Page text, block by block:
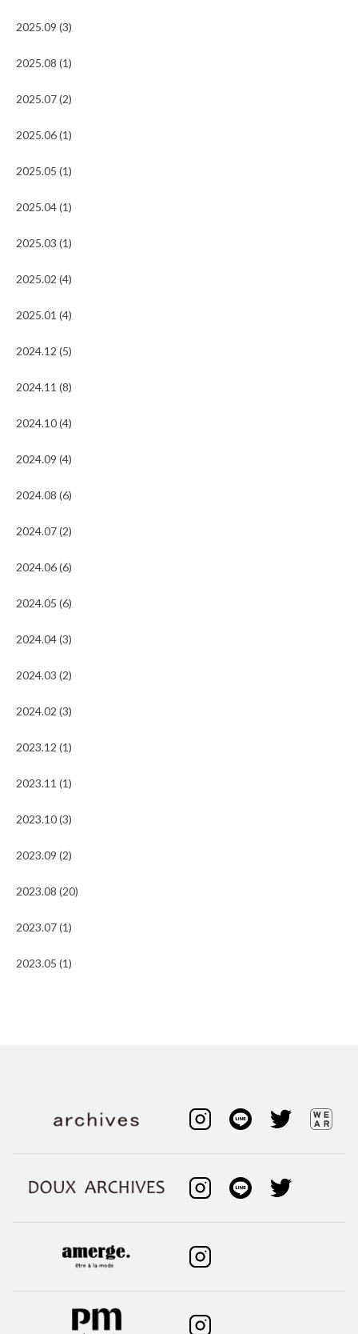
2025.09 (3)
2025.08 (1)
2025.07 (2)
2025.06 (1)
2025.05 (1)
2025.04 (1)
2025.03 (1)
2025.02 (4)
2025.01 (4)
2024.12 (5)
2024.11 (8)
2024.10 (4)
2024.09 (4)
2024.08 (6)
2024.07 (2)
2024.06 (6)
2024.05 (6)
2024.04 (3)
2024.03 (2)
2024.02 (3)
2023.12 (1)
2023.11 (1)
2023.10 (3)
2023.09 (2)
2023.08 (20)
2023.07 (1)
2023.05 (1)